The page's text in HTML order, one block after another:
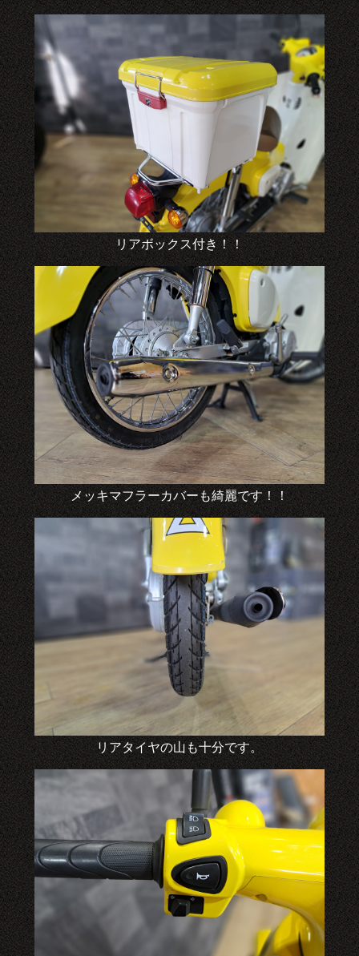
リアボックス付き！！
メッキマフラーカバーも綺麗です！！
リアタイヤの山も十分です。